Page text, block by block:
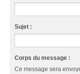
Sujet :
Corps du message :
Ce message sera